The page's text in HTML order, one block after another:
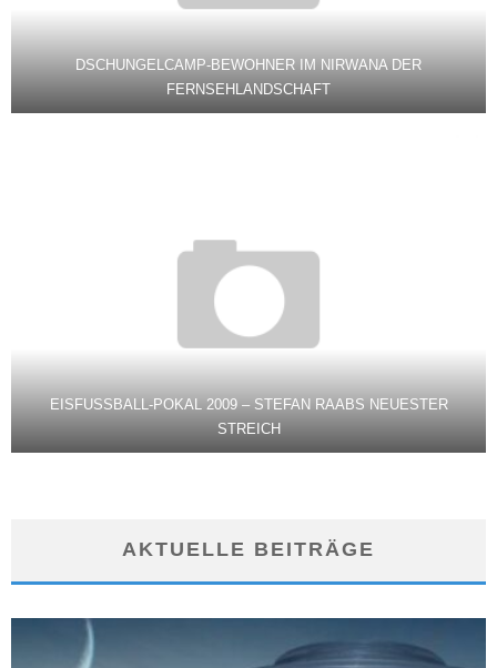
DSCHUNGELCAMP-BEWOHNER IM NIRWANA DER
FERNSEHLANDSCHAFT
EISFUSSBALL-POKAL 2009 – STEFAN RAABS NEUESTER
STREICH
AKTUELLE BEITRÄGE